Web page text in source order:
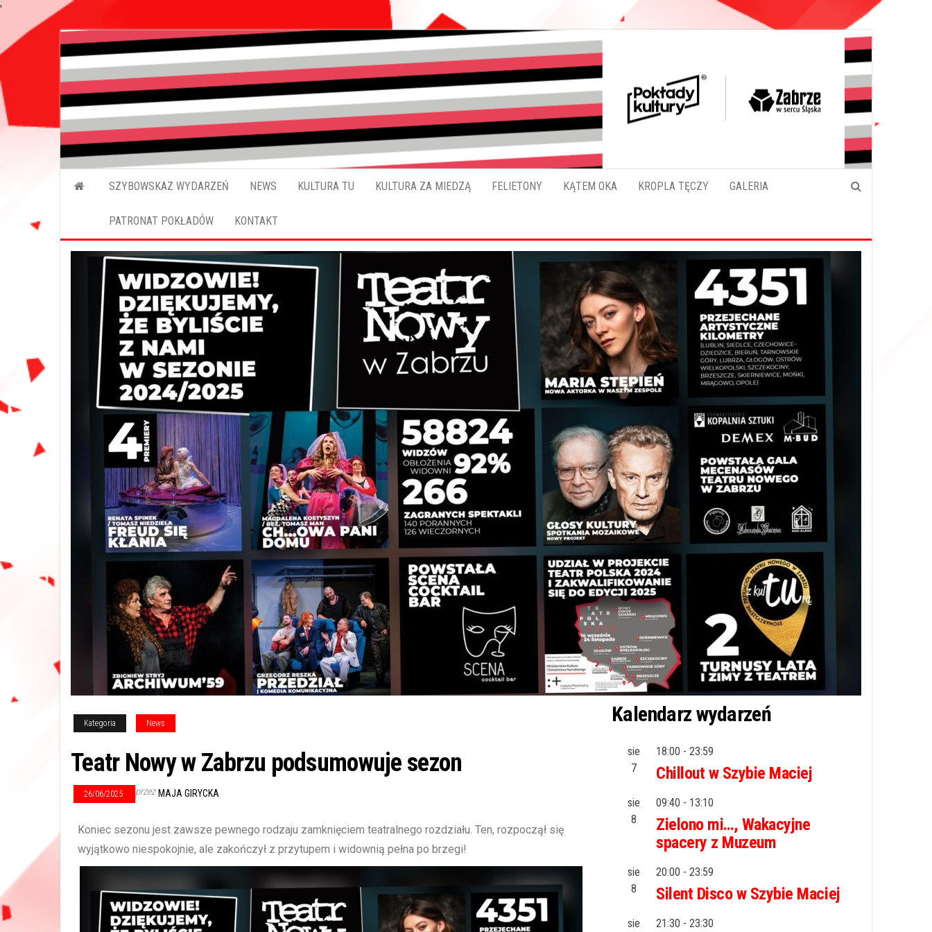
'
Pokładykultury.eu
SZYBOWSKAZ WYDARZEŃ NEWS KULTURA TU KULTURA ZA MIEDZĄ FELIETONY KĄTEM OKA KROPLA TĘCZY GALERIA
PATRONAT POKŁADÓW KONTAKT
Kategoria News
Teatr Nowy w Zabrzu podsumowuje sezon
26/06/2025 przez MAJA GIRYCKA
Koniec sezonu jest zawsze pewnego rodzaju zamknięciem teatralnego rozdziału. Ten, rozpoczął się
wyjątkowo niespokojnie, ale zakończył z przytupem i widownią pełna po brzegi!
Kalendarz wydarzeń
sie
7
18:00 - 23:59
Chillout w Szybie Maciej
sie
8
09:40 - 13:10
Zielono mi…, Wakacyjne
spacery z Muzeum
sie
8
20:00 - 23:59
Silent Disco w Szybie Maciej
sie 21:30 - 23:30